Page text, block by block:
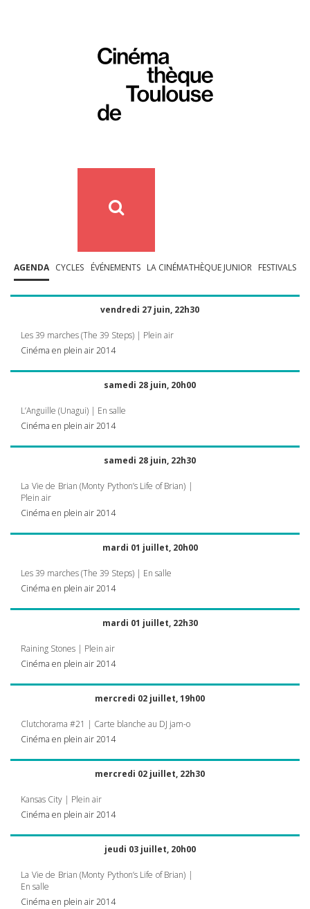
AGENDA CYCLES ÉVÉNEMENTS LA CINÉMATHÈQUE JUNIOR FESTIVALS
vendredi 27 juin, 22h30
Les 39 marches (The 39 Steps) | Plein air
Cinéma en plein air 2014
samedi 28 juin, 20h00
L’Anguille (Unagui) | En salle
Cinéma en plein air 2014
samedi 28 juin, 22h30
La Vie de Brian (Monty Python’s Life of Brian) |
Plein air
Cinéma en plein air 2014
mardi 01 juillet, 20h00
Les 39 marches (The 39 Steps) | En salle
Cinéma en plein air 2014
mardi 01 juillet, 22h30
Raining Stones | Plein air
Cinéma en plein air 2014
mercredi 02 juillet, 19h00
Clutchorama #21 | Carte blanche au DJ jam-o
Cinéma en plein air 2014
mercredi 02 juillet, 22h30
Kansas City | Plein air
Cinéma en plein air 2014
jeudi 03 juillet, 20h00
La Vie de Brian (Monty Python’s Life of Brian) |
En salle
Cinéma en plein air 2014